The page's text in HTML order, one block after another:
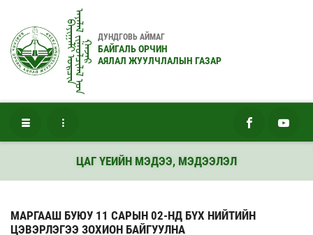
ᠪᠠᠶᠢᠭᠠᠯᠢ ᠣᠷᠴᠢᠨᠠᠶᠠᠯᠠᠯ ᠵᠢᠭᠤᠯᠴᠢᠯᠠᠯ ᠤ᠋ᠨᠭᠠᠵᠠᠷ
ДУНДГОВЬ АЙМАГ
БАЙГАЛЬ ОРЧИН
АЯЛАЛ ЖУУЛЧЛАЛЫН ГАЗАР
ЦАГ ҮЕИЙН МЭДЭЭ, МЭДЭЭЛЭЛ
МАРГААШ БУЮУ 11 САРЫН 02-НД БҮХ НИЙТИЙН
ЦЭВЭРЛЭГЭЭ ЗОХИОН БАЙГУУЛНА